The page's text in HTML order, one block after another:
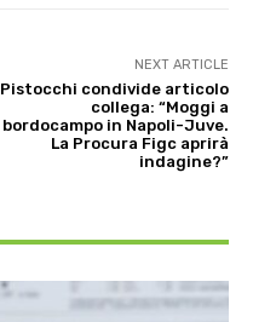
NEXT ARTICLE
Pistocchi condivide articolo
collega: “Moggi a
bordocampo in Napoli-Juve.
La Procura Figc aprirà
indagine?”